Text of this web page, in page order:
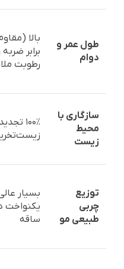
طول عمر و
دوام
بالا
برابر
رطوبت
سازگاری با
محیط
زیست
۱۰۰٪
توزیع
چربی
طبیعی مو
بسیار
یکنواخت
ساقه